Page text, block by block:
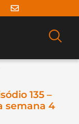
135 –
semana 4